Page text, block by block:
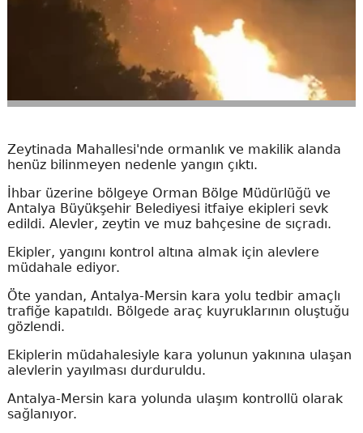
Zeytinada Mahallesi'nde ormanlık ve makilik alanda
henüz bilinmeyen nedenle yangın çıktı.
İhbar üzerine bölgeye Orman Bölge Müdürlüğü ve
Antalya Büyükşehir Belediyesi itfaiye ekipleri sevk
edildi. Alevler, zeytin ve muz bahçesine de sıçradı.
Ekipler, yangını kontrol altına almak için alevlere
müdahale ediyor.
Öte yandan, Antalya-Mersin kara yolu tedbir amaçlı
trafiğe kapatıldı. Bölgede araç kuyruklarının oluştuğu
gözlendi.
Ekiplerin müdahalesiyle kara yolunun yakınına ulaşan
alevlerin yayılması durduruldu.
Antalya-Mersin kara yolunda ulaşım kontrollü olarak
sağlanıyor.